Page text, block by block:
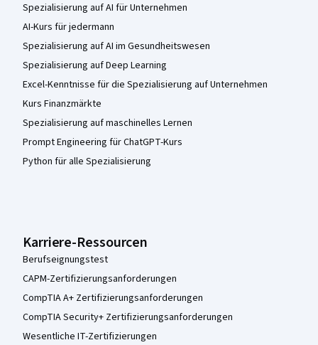
Spezialisierung auf AI für Unternehmen
AI-Kurs für jedermann
Spezialisierung auf AI im Gesundheitswesen
Spezialisierung auf Deep Learning
Excel-Kenntnisse für die Spezialisierung auf Unternehmen
Kurs Finanzmärkte
Spezialisierung auf maschinelles Lernen
Prompt Engineering für ChatGPT-Kurs
Python für alle Spezialisierung
Karriere-Ressourcen
Berufseignungstest
CAPM-Zertifizierungsanforderungen
CompTIA A+ Zertifizierungsanforderungen
CompTIA Security+ Zertifizierungsanforderungen
Wesentliche IT-Zertifizierungen